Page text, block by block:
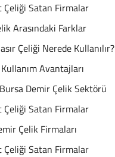
Çeliği Satan Firmalar
Arasındaki Farklar
Çeliği Nerede Kullanılır?
Kullanım Avantajları
Demir Çelik Sektörü
Satan Firmalar
Çelik Firmaları
Satan Firmalar